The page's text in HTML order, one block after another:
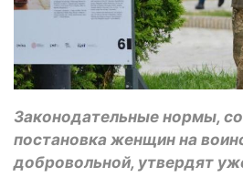
Законодательные нормы,
постановка женщин на
добровольной, утвердят